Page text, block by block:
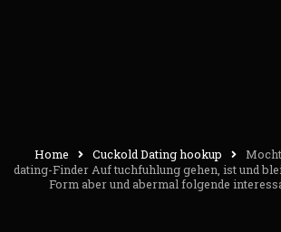
Home Cuckold Dating hookup
dating-Finder Auf tuchfuhlung gehen, ist und
Form aber und abermal folgende